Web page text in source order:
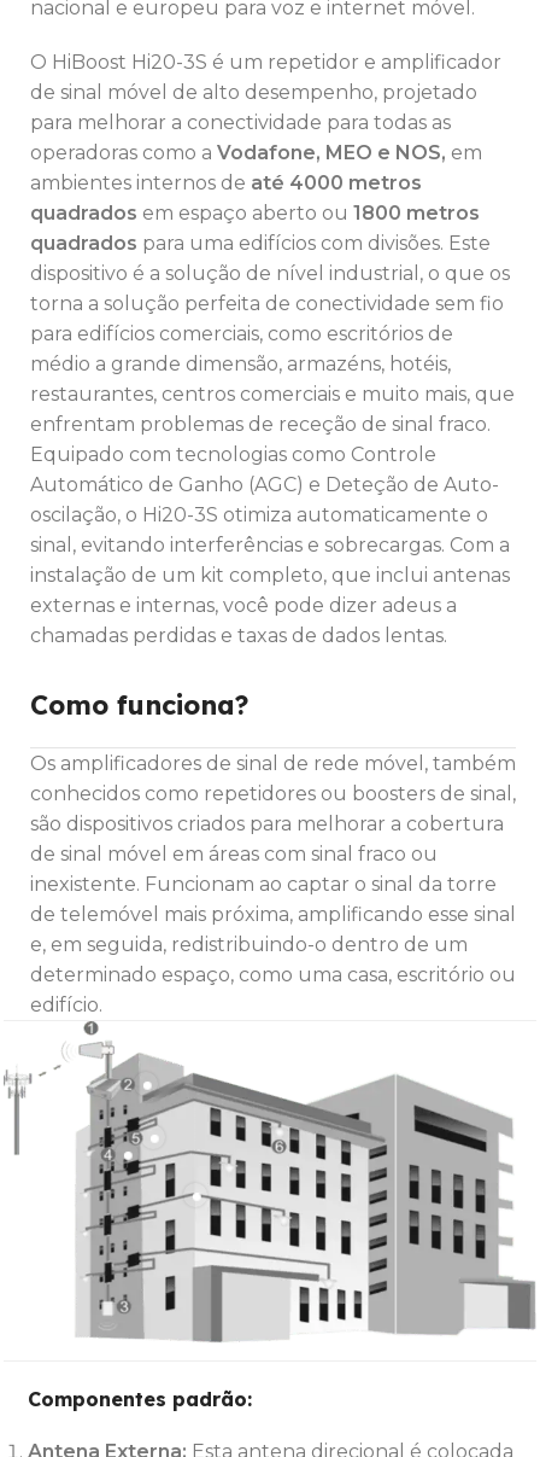
nacional e europeu para voz e internet móvel.
O HiBoost Hi20-3S é um repetidor e amplificador
de sinal móvel de alto desempenho, projetado
para melhorar a conectividade para todas as
operadoras como a Vodafone, MEO e NOS, em
ambientes internos de até 4000 metros
quadrados em espaço aberto ou 1800 metros
quadrados para uma edifícios com divisões. Este
dispositivo é a solução de nível industrial, o que os
torna a solução perfeita de conectividade sem fio
para edifícios comerciais, como escritórios de
médio a grande dimensão, armazéns, hotéis,
restaurantes, centros comerciais e muito mais, que
enfrentam problemas de receção de sinal fraco.
Equipado com tecnologias como Controle
Automático de Ganho (AGC) e Deteção de Auto-
oscilação, o Hi20-3S otimiza automaticamente o
sinal, evitando interferências e sobrecargas. Com a
instalação de um kit completo, que inclui antenas
externas e internas, você pode dizer adeus a
chamadas perdidas e taxas de dados lentas.
Como funciona?
Os amplificadores de sinal de rede móvel, também
conhecidos como repetidores ou boosters de sinal,
são dispositivos criados para melhorar a cobertura
de sinal móvel em áreas com sinal fraco ou
inexistente. Funcionam ao captar o sinal da torre
de telemóvel mais próxima, amplificando esse sinal
e, em seguida, redistribuindo-o dentro de um
determinado espaço, como uma casa, escritório ou
edifício.
Componentes padrão:
Antena Externa: Esta antena direcional é colocada